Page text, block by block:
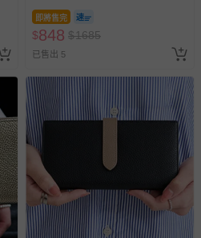
(17.3x9.2cm)
即將售完
$848 $1685
已售出 5